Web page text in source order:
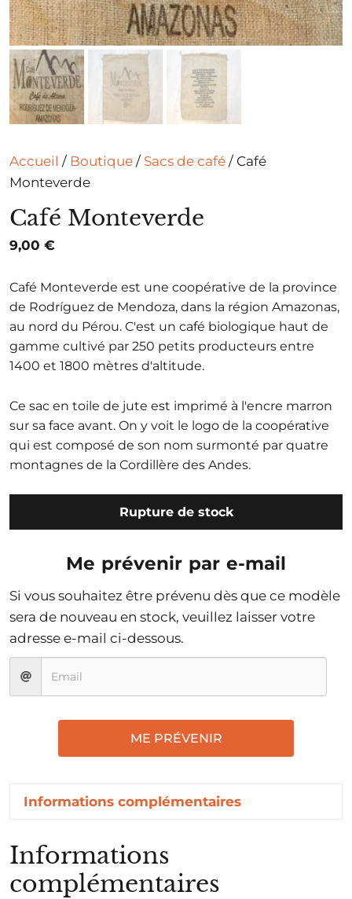
Accueil / Boutique / Sacs de café / Café
Monteverde
Café Monteverde
9,00 €
Café Monteverde est une coopérative de la province
de Rodríguez de Mendoza, dans la région Amazonas,
au nord du Pérou. C'est un café biologique haut de
gamme cultivé par 250 petits producteurs entre
1400 et 1800 mètres d'altitude.
Ce sac en toile de jute est imprimé à l'encre marron
sur sa face avant. On y voit le logo de la coopérative
qui est composé de son nom surmonté par quatre
montagnes de la Cordillère des Andes.
Rupture de stock
Me prévenir par e-mail
Si vous souhaitez être prévenu dès que ce modèle
sera de nouveau en stock, veuillez laisser votre
adresse e-mail ci-dessous.
ME PRÉVENIR
Informations complémentaires
Informations
complémentaires